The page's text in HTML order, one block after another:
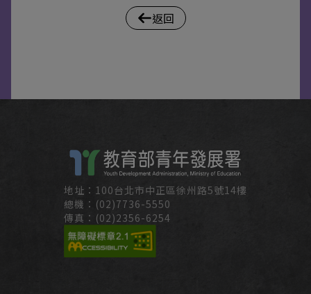
返回
地址：100台北市中正區徐州路5號14樓
總機：(02)7736-5550
傳真：(02)2356-6254